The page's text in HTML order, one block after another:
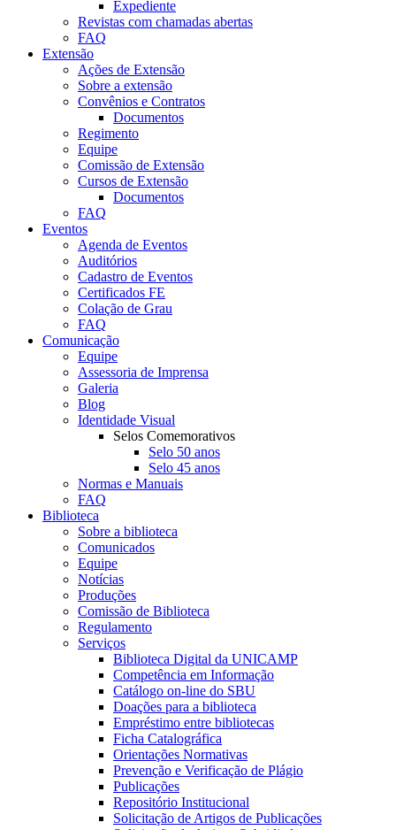
Expediente
Revistas com chamadas abertas
FAQ
Extensão
Ações de Extensão
Sobre a extensão
Convênios e Contratos
Documentos
Regimento
Equipe
Comissão de Extensão
Cursos de Extensão
Documentos
FAQ
Eventos
Agenda de Eventos
Auditórios
Cadastro de Eventos
Certificados FE
Colação de Grau
FAQ
Comunicação
Equipe
Assessoria de Imprensa
Galeria
Blog
Identidade Visual
Selos Comemorativos
Selo 50 anos
Selo 45 anos
Normas e Manuais
FAQ
Biblioteca
Sobre a biblioteca
Comunicados
Equipe
Notícias
Produções
Comissão de Biblioteca
Regulamento
Serviços
Biblioteca Digital da UNICAMP
Competência em Informação
Catálogo on-line do SBU
Doações para a biblioteca
Empréstimo entre bibliotecas
Ficha Catalográfica
Orientações Normativas
Prevenção e Verificação de Plágio
Publicações
Repositório Institucional
Solicitação de Artigos de Publicações